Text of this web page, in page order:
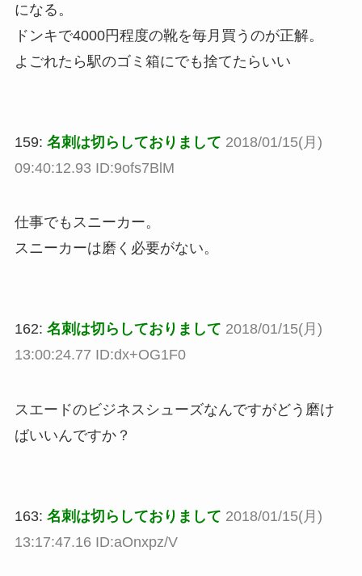
になる。
ドンキで4000円程度の靴を毎月買うのが正解。
よごれたら駅のゴミ箱にでも捨てたらいい
159: 名刺は切らしておりまして 2018/01/15(月)
09:40:12.93 ID:9ofs7BlM
仕事でもスニーカー。
スニーカーは磨く必要がない。
162: 名刺は切らしておりまして 2018/01/15(月)
13:00:24.77 ID:dx+OG1F0
スエードのビジネスシューズなんですがどう磨け
ばいいんですか？
163: 名刺は切らしておりまして 2018/01/15(月)
13:17:47.16 ID:aOnxpz/V